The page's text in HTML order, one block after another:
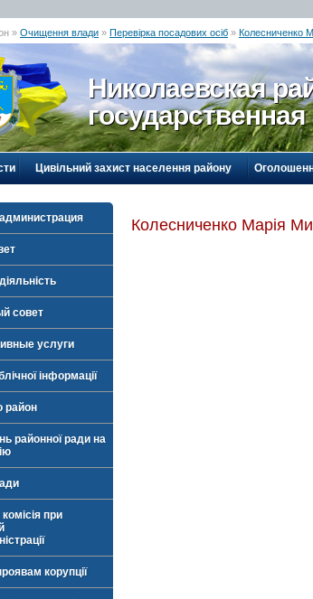
» Очищення влади » Перевірка посадових осіб » Колесниченко
Николаевская
Цивільний захист населення району
совет
услуги
інформації
район
районної ради на
при
корупції
Колесниченко Марія